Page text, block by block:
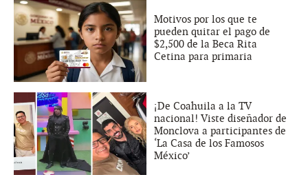
Motivos por los que te
pueden quitar el pago de
$2,500 de la Beca Rita
Cetina para primaria
¡De Coahuila a la TV
nacional! Viste diseñador de
Monclova a participantes de
‘La Casa de los Famosos
México’